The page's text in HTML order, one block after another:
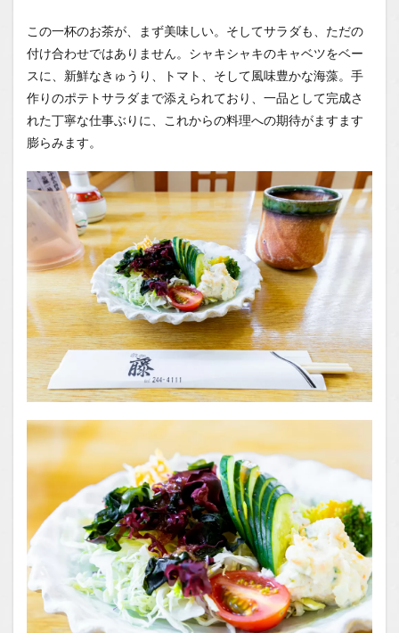
この一杯のお茶が、まず美味しい。そしてサラダも、ただの
付け合わせではありません。シャキシャキのキャベツをベー
スに、新鮮なきゅうり、トマト、そして風味豊かな海藻。手
作りのポテトサラダまで添えられており、一品として完成さ
れた丁寧な仕事ぶりに、これからの料理への期待がますます
膨らみます。